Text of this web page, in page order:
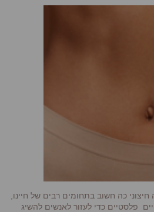
כה חשוב בתחומים רבים של חיינו,
פלסטיים כדי לעזור לאנשים להשיג